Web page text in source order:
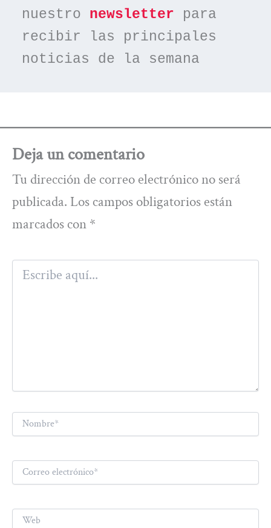
nuestro newsletter para
recibir las principales
noticias de la semana
Deja un comentario
Tu dirección de correo electrónico no será
publicada. Los campos obligatorios están
marcados con *
Escribe
aquí...
Nombre*
Correo
electrónico*
Web